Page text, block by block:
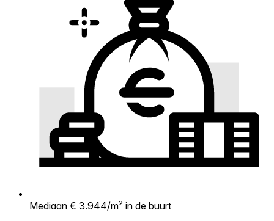
Mediaan € 3.944/m² in de buurt